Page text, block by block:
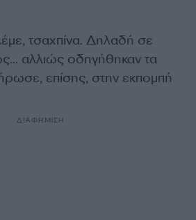
τσαχπίνα. Δηλαδή σε
αλλιώς οδηγήθηκαν τα
επίσης, στην εκπομπή
ΔΙΑΦΗΜΙΣΗ